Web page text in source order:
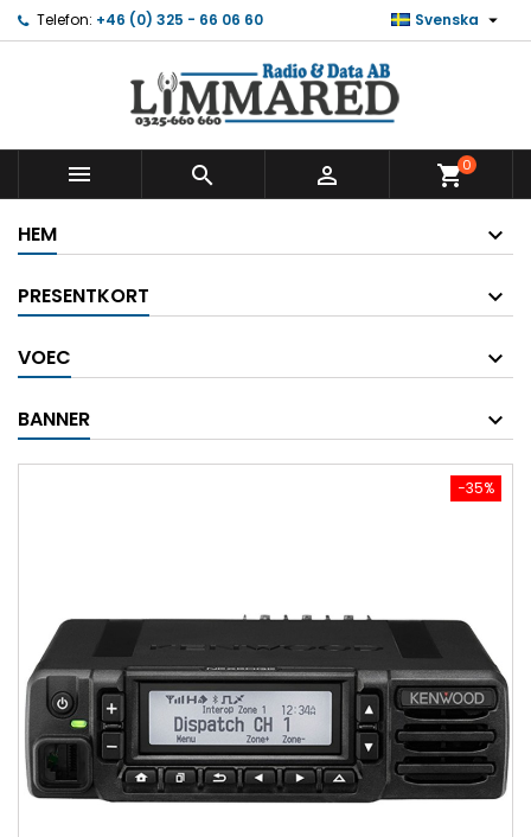
Telefon: +46 (0) 325 - 66 06 60 Svenska 
   shopping_cart0
HEM
PRESENTKORT
VOEC
BANNER
−35%